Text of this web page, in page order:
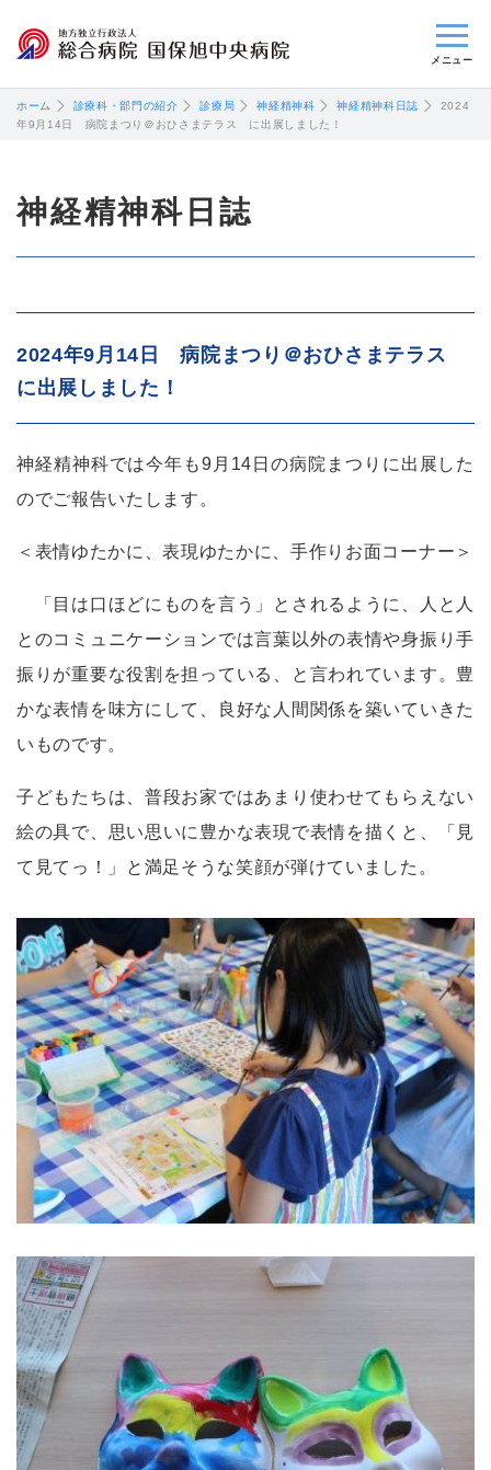
ホーム 診療科・部門の紹介 診療局 神経精神科 神経精神科日誌
2024
年9月14日 病院まつり＠おひさまテラス に出展しました！
神経精神科日誌
2024年9月14日 病院まつり＠おひさまテラス
に出展しました！
神経精神科では今年も9月14日の病院まつりに出展した
のでご報告いたします。
＜表情ゆたかに、表現ゆたかに、手作りお面コーナー＞
「目は口ほどにものを言う」とされるように、人と人
とのコミュニケーションでは言葉以外の表情や身振り手
振りが重要な役割を担っている、と言われています。豊
かな表情を味方にして、良好な人間関係を築いていきた
いものです。
子どもたちは、普段お家ではあまり使わせてもらえない
絵の具で、思い思いに豊かな表現で表情を描くと、「見
て見てっ！」と満足そうな笑顔が弾けていました。